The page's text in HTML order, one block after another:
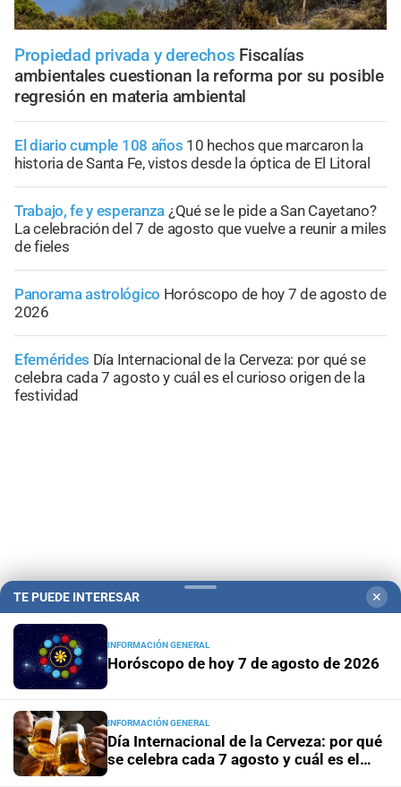
Propiedad privada y derechos Fiscalías
ambientales cuestionan la reforma por su posible
regresión en materia ambiental
El diario cumple 108 años 10 hechos que marcaron la
historia de Santa Fe, vistos desde la óptica de El Litoral
Trabajo, fe y esperanza ¿Qué se le pide a San Cayetano?
La celebración del 7 de agosto que vuelve a reunir a miles
de fieles
Panorama astrológico Horóscopo de hoy 7 de agosto de
2026
Efemérides Día Internacional de la Cerveza: por qué se
celebra cada 7 agosto y cuál es el curioso origen de la
festividad
Campolitoral Revista Nosotros Clasificados
CYD Litoral
Podcasts Mirador Provincial
TE PUEDE INTERESAR ✕
INFORMACIÓN GENERAL
Horóscopo de hoy 7 de agosto de 2026
INFORMACIÓN GENERAL
Día Internacional de la Cerveza: por qué
se celebra cada 7 agosto y cuál es el